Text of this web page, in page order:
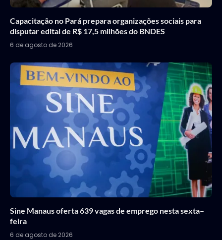
Capacitação no Pará prepara organizações sociais para
disputar edital de R$ 17,5 milhões do BNDES
6 de agosto de 2026
Sine Manaus oferta 639 vagas de emprego nesta sexta–
feira
6 de agosto de 2026